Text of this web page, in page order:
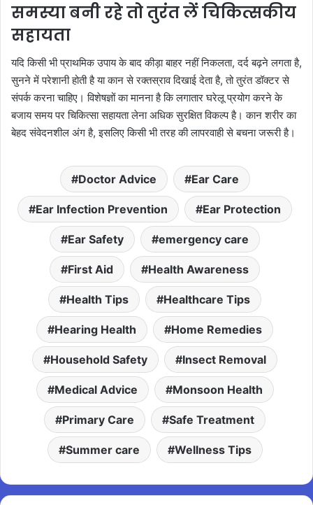
समस्या बनी रहे तो तुरंत लें चिकित्सकीय
सहायता
यदि किसी भी प्राथमिक उपाय के बाद कीड़ा बाहर नहीं निकलता, दर्द बढ़ने लगता है,
सुनने में परेशानी होती है या कान से रक्तस्राव दिखाई देता है, तो तुरंत डॉक्टर से
संपर्क करना चाहिए। विशेषज्ञों का मानना है कि लगातार घरेलू प्रयोग करने के
बजाय समय पर चिकित्सा सहायता लेना अधिक सुरक्षित विकल्प है। कान शरीर का
बेहद संवेदनशील अंग है, इसलिए किसी भी तरह की लापरवाही से बचना जरूरी है।
Doctor Advice Ear Care
Ear Infection Prevention Ear Protection
Ear Safety emergency care
First Aid Health Awareness
Health Tips Healthcare Tips
Hearing Health Home Remedies
Household Safety Insect Removal
Medical Advice Monsoon Health
Primary Care Safe Treatment
Summer care Wellness Tips